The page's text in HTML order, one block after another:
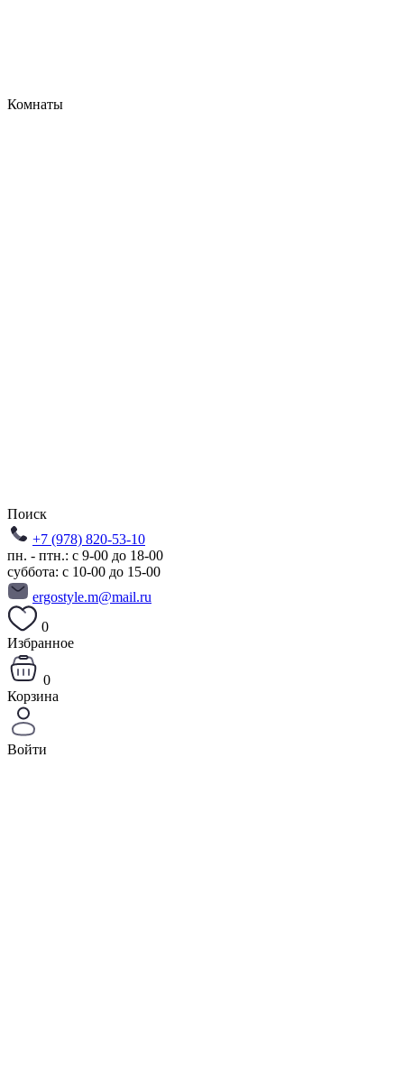
Комнаты
Поиск
+7 (978) 820-53-10
пн. - птн.: с 9-00 до 18-00
суббота: с 10-00 до 15-00
ergostyle.m@mail.ru
0
Избранное
0
Корзина
Войти